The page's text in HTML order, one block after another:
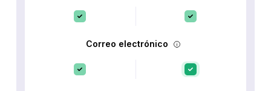
Correo electrónico